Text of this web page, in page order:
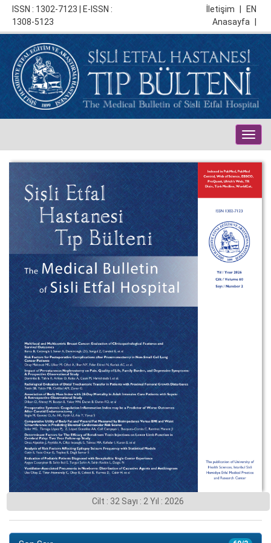
ISSN : 1302-7123 | E-ISSN :
1308-5123
EN
İletişim
Anasayfa
Cilt : 32 Sayı : 2 Yıl : 2026